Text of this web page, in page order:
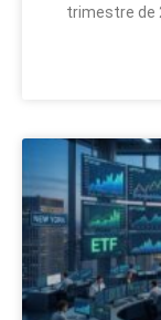
trimestre de